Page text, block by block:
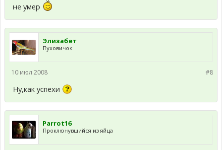
не умер
Элизабет
Пуховичок
#8
10 июл 2008
Ну,как успехи
Parrot16
Проклюнувшийся из яйца